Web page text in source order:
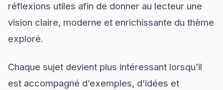
réflexions utiles afin de donner au lecteur une
vision claire, moderne et enrichissante du thème
exploré.
Chaque sujet devient plus intéressant lorsqu’il
est accompagné d’exemples, d’idées et